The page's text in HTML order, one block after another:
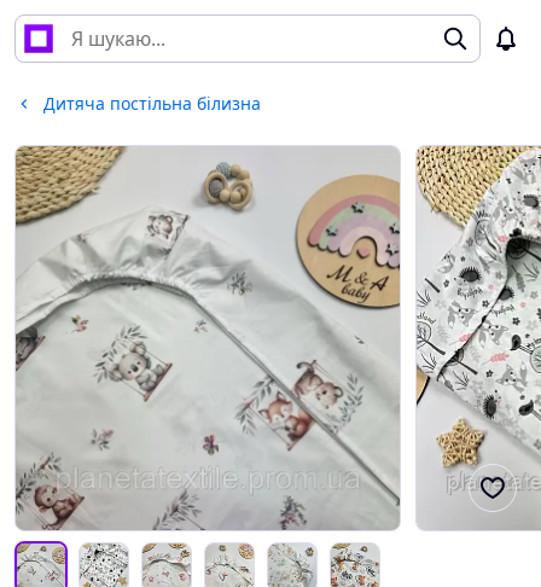
Дитяча постільна білизна